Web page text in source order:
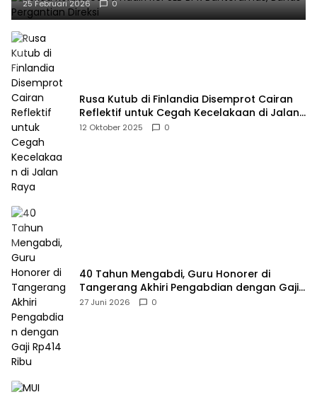
25 Februari 2026 0
Rusa Kutub di Finlandia Disemprot Cairan
Reflektif untuk Cegah Kecelakaan di Jalan
Raya
12 Oktober 2025 0
40 Tahun Mengabdi, Guru Honorer di
Tangerang Akhiri Pengabdian dengan Gaji
Rp414 Ribu
27 Juni 2026 0